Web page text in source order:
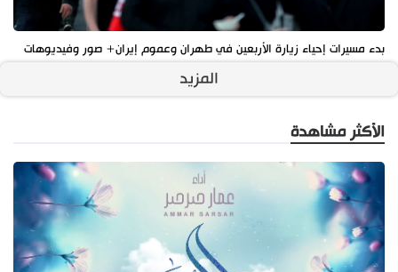
بدء مسيرات إحياء زيارة الأربعين في طهران وعموم إيران+ صور وفيديوهات
المزيد
الأكثر مشاهدة